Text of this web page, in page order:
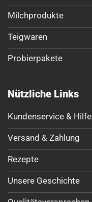
Milchprodukte
Teigwaren
Probierpakete
Nützliche Links
Kundenservice & Hilfe
Versand & Zahlung
Rezepte
Unsere Geschichte